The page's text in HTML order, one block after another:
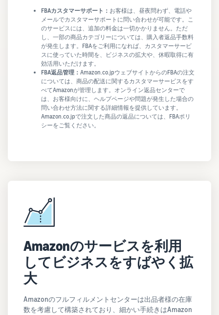
FBAカスタマーサポート： お客様は、昼夜問わず、電話や
メールでカスタマーサポートに問い合わせが可能です。こ
のサービスには、追加の料金は一切かかりません。ただ
し、一部の商品カテゴリーについては、購入者返品手数料
が発生します。FBAをご利用になれば、カスタマーサービ
スに使っていた時間を、ビジネスの拡大や、休暇取得に有
効活用いただけます。
FBA返品管理： Amazon.co.jpウェブサイトからのFBAの注文
については、商品の配送に関するカスタマーサービスをす
べてAmazonが管理します。オンライン返品センターで
は、お客様向けに、ヘルプページや問題が発生した場合の
問い合わせ方法に関する詳細情報を提供しています。
Amazon.co.jpで注文した商品の返品については、FBAポリ
シーをご覧ください。
Amazonのサービスを利用
してビジネスをすばやく拡
大
Amazonのフルフィルメントセンターは出品者様の在庫
数を考慮して構築されており、細かい手続きはAmazon